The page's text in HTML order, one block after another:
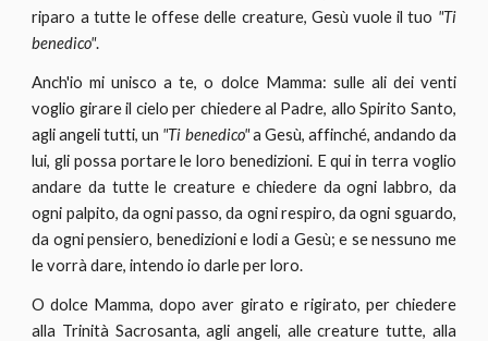
riparo a tutte le offese delle creature, Gesù vuole il tuo "Ti
benedico".
Anch'io mi unisco a te, o dolce Mamma: sulle ali dei venti
voglio girare il cielo per chiedere al Padre, allo Spirito Santo,
agli angeli tutti, un "Ti benedico"a Gesù, affinché, andando da
lui, gli possa portare le loro benedizioni. E qui in terra voglio
andare da tutte le creature e chiedere da ogni labbro, da
ogni palpito, da ogni passo, da ogni respiro, da ogni sguardo,
da ogni pensiero, benedizioni e lodi a Gesù; e se nessuno me
le vorrà dare, intendo io darle per loro.
O dolce Mamma, dopo aver girato e rigirato, per chiedere
alla Trinità Sacrosanta, agli angeli, alle creature tutte, alla